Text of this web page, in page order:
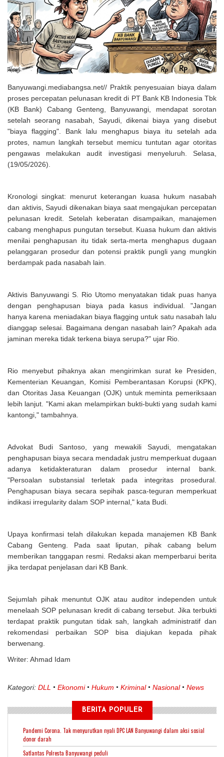
Uji Coba Program NADI JKN
Banyuwangi.mediabangsa.net// Praktik penyesuaian biaya dalam
proses percepatan pelunasan kredit di PT Bank KB Indonesia Tbk
(KB Bank) Cabang Genteng, Banyuwangi, mendapat sorotan
setelah seorang nasabah, Sayudi, dikenai biaya yang disebut
"biaya flagging". Bank lalu menghapus biaya itu setelah ada
protes, namun langkah tersebut memicu tuntutan agar otoritas
pengawas melakukan audit investigasi menyeluruh. Selasa,
(19/05/2026).
Kronologi singkat: menurut keterangan kuasa hukum nasabah
dan aktivis, Sayudi dikenakan biaya saat mengajukan percepatan
pelunasan kredit. Setelah keberatan disampaikan, manajemen
cabang menghapus pungutan tersebut. Kuasa hukum dan aktivis
menilai penghapusan itu tidak serta-merta menghapus dugaan
pelanggaran prosedur dan potensi praktik pungli yang mungkin
berdampak pada nasabah lain.
Aktivis Banyuwangi S. Rio Utomo menyatakan tidak puas hanya
dengan penghapusan biaya pada kasus individual. "Jangan
hanya karena meniadakan biaya flagging untuk satu nasabah lalu
dianggap selesai. Bagaimana dengan nasabah lain? Apakah ada
jaminan mereka tidak terkena biaya serupa?" ujar Rio.
Rio menyebut pihaknya akan mengirimkan surat ke Presiden,
Kementerian Keuangan, Komisi Pemberantasan Korupsi (KPK),
dan Otoritas Jasa Keuangan (OJK) untuk meminta pemeriksaan
lebih lanjut. "Kami akan melampirkan bukti-bukti yang sudah kami
kantongi," tambahnya.
Advokat Budi Santoso, yang mewakili Sayudi, mengatakan
penghapusan biaya secara mendadak justru memperkuat dugaan
adanya ketidakteraturan dalam prosedur internal bank.
"Persoalan substansial terletak pada integritas prosedural.
Penghapusan biaya secara sepihak pasca-teguran memperkuat
indikasi irregularity dalam SOP internal," kata Budi.
Upaya konfirmasi telah dilakukan kepada manajemen KB Bank
Cabang Genteng. Pada saat liputan, pihak cabang belum
memberikan tanggapan resmi. Redaksi akan memperbarui berita
jika terdapat penjelasan dari KB Bank.
Sejumlah pihak menuntut OJK atau auditor independen untuk
menelaah SOP pelunasan kredit di cabang tersebut. Jika terbukti
terdapat praktik pungutan tidak sah, langkah administratif dan
rekomendasi perbaikan SOP bisa diajukan kepada pihak
berwenang.
Writer: Ahmad Idam
Kategori: DLL Ekonomi Hukum Kriminal Nasional News
BERITA POPULER
Pandemi Corona. Tak menyurutkan nyali DPC LAN Banyuwangi dalam aksi sosial
donor darah
Satlantas Polresta Banyuwangi peduli